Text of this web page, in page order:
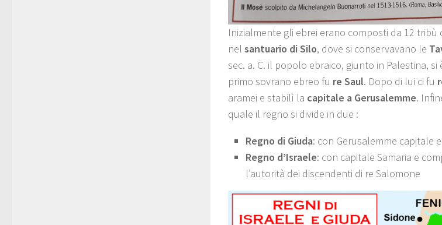
Inizialmente gli ebrei erano composti da 12
nel santuario di Silo, dove si conservavano le
sec. a. C. il popolo ebraico, giunto in Palestina,
primo sovrano ebreo fu re Saul. Dopo di lui ci fu
aramei e stabilì la capitale a Gerusalemme.
quale il regno si divide in due :
Regno di Giuda: con Gerusalemme capitale
Regno d’Israele: con capitale Samaria e
l’autorità dei discendenti di re Salomone